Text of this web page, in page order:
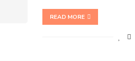
READ MORE